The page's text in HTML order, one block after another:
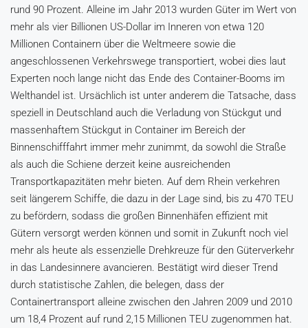
rund 90 Prozent. Alleine im Jahr 2013 wurden Güter im Wert von
mehr als vier Billionen US-Dollar im Inneren von etwa 120
Millionen Containern über die Weltmeere sowie die
angeschlossenen Verkehrswege transportiert, wobei dies laut
Experten noch lange nicht das Ende des Container-Booms im
Welthandel ist. Ursächlich ist unter anderem die Tatsache, dass
speziell in Deutschland auch die Verladung von Stückgut und
massenhaftem Stückgut in Container im Bereich der
Binnenschifffahrt immer mehr zunimmt, da sowohl die Straße
als auch die Schiene derzeit keine ausreichenden
Transportkapazitäten mehr bieten. Auf dem Rhein verkehren
seit längerem Schiffe, die dazu in der Lage sind, bis zu 470 TEU
zu befördern, sodass die großen Binnenhäfen effizient mit
Gütern versorgt werden können und somit in Zukunft noch viel
mehr als heute als essenzielle Drehkreuze für den Güterverkehr
in das Landesinnere avancieren. Bestätigt wird dieser Trend
durch statistische Zahlen, die belegen, dass der
Containertransport alleine zwischen den Jahren 2009 und 2010
um 18,4 Prozent auf rund 2,15 Millionen TEU zugenommen hat.